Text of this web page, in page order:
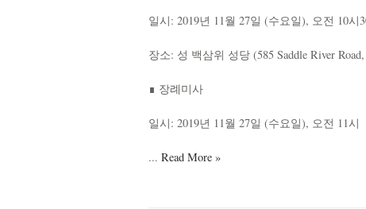
일시: 2019년 11월 27일 (수요일), 오전 10시
장소: 성 백삼위 성당 (585 Saddle River
∎ 장례미사
일시: 2019년 11월 27일 (수요일), 오전 11시
... Read More »